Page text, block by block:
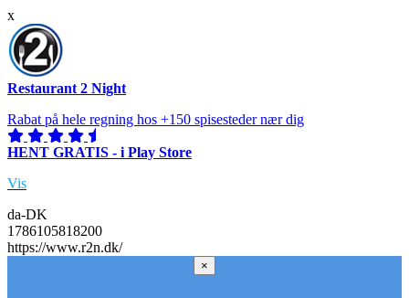
x
Restaurant 2 Night
Rabat på hele regning hos +150 spisesteder nær dig
HENT GRATIS - i Play Store
Vis
da-DK
1786105818200
https://www.r2n.dk/
×